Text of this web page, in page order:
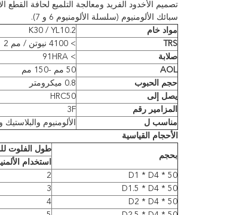
تصميم الأخدود الفريد ومعالجة التلميع لحافة القطع
سبائك الألومنيوم (سلسلة الألومنيوم 6 و 7).
مواد خام
K30 / YL10.2
TRS
> 4100 نيوتن / مم 2
صلابة
> 91HRA
AOL
50 مم -150 مم
حجم الحبوب
0.8 ميكرومتر
يصل إلى
HRC50
المزامير رقم
3F
مناسب ل
الألومنيوم
الأحجام القياسية
بحجم
طول الفلوت
استخدام
D1 * D4 * 50
2
D1.5 * D4 * 50
3
D2 * D4 * 50
4